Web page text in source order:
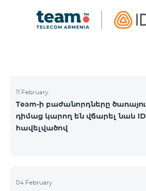
11 February
Team-ի բաժանորդները
դիմաց կարող են վճարել նաև
հավելվածով
04 February